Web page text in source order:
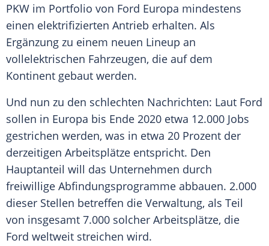
PKW im Portfolio von Ford Europa mindestens
einen elektrifizierten Antrieb erhalten. Als
Ergänzung zu einem neuen Lineup an
vollelektrischen Fahrzeugen, die auf dem
Kontinent gebaut werden.
Und nun zu den schlechten Nachrichten: Laut Ford
sollen in Europa bis Ende 2020 etwa 12.000 Jobs
gestrichen werden, was in etwa 20 Prozent der
derzeitigen Arbeitsplätze entspricht. Den
Hauptanteil will das Unternehmen durch
freiwillige Abfindungsprogramme abbauen. 2.000
dieser Stellen betreffen die Verwaltung, als Teil
von insgesamt 7.000 solcher Arbeitsplätze, die
Ford weltweit streichen wird.